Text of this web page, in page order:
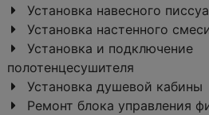
Установка навесного
Установка настенного
Установка и подключение
полотенцесушителя
Установка душевой кабины
Ремонт блока управления